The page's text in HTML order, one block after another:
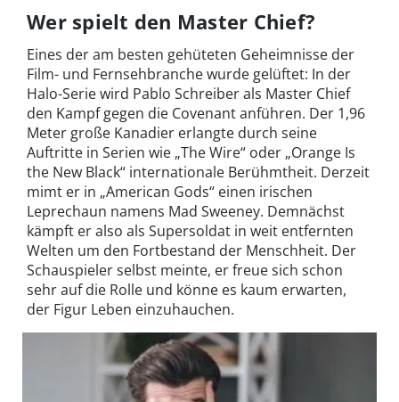
Wer spielt den Master Chief?
Eines der am besten gehüteten Geheimnisse der
Film- und Fernsehbranche wurde gelüftet: In der
Halo-Serie wird Pablo Schreiber als Master Chief
den Kampf gegen die Covenant anführen. Der 1,96
Meter große Kanadier erlangte durch seine
Auftritte in Serien wie „The Wire“ oder „Orange Is
the New Black“ internationale Berühmtheit. Derzeit
mimt er in „American Gods“ einen irischen
Leprechaun namens Mad Sweeney. Demnächst
kämpft er also als Supersoldat in weit entfernten
Welten um den Fortbestand der Menschheit. Der
Schauspieler selbst meinte, er freue sich schon
sehr auf die Rolle und könne es kaum erwarten,
der Figur Leben einzuhauchen.